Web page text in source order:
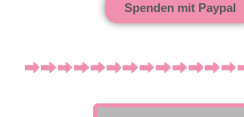
Spenden mit Paypal